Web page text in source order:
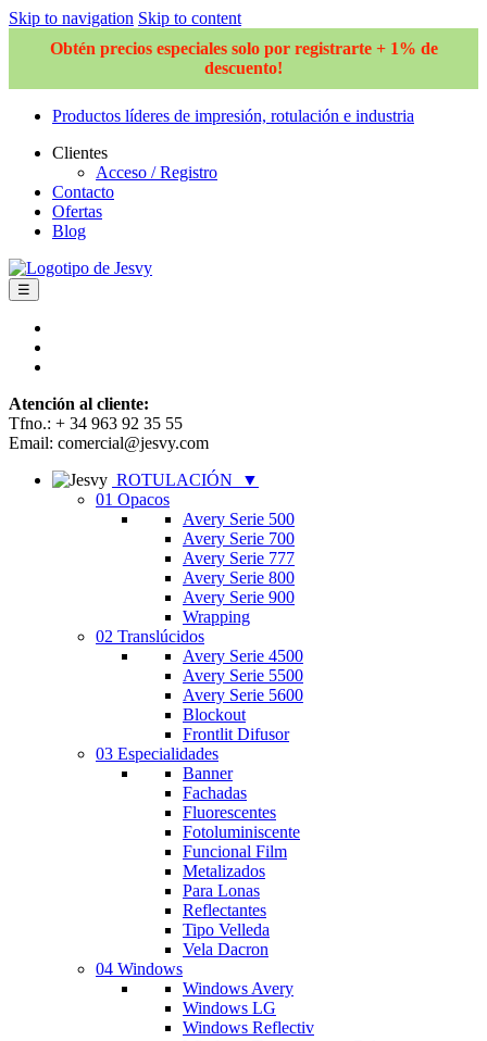
Skip to navigation Skip to content
Obtén precios especiales solo por registrarte + 1% de
descuento!
Productos líderes de impresión, rotulación e industria
Clientes
Acceso / Registro
Contacto
Ofertas
Blog
☰
Atención al cliente:
Tfno.: + 34 963 92 35 55
Email: comercial@jesvy.com
ROTULACIÓN
▼
01 Opacos
Avery Serie 500
Avery Serie 700
Avery Serie 777
Avery Serie 800
Avery Serie 900
Wrapping
02 Translúcidos
Avery Serie 4500
Avery Serie 5500
Avery Serie 5600
Blockout
Frontlit Difusor
03 Especialidades
Banner
Fachadas
Fluorescentes
Fotoluminiscente
Funcional Film
Metalizados
Para Lonas
Reflectantes
Tipo Velleda
Vela Dacron
04 Windows
Windows Avery
Windows LG
Windows Reflectiv